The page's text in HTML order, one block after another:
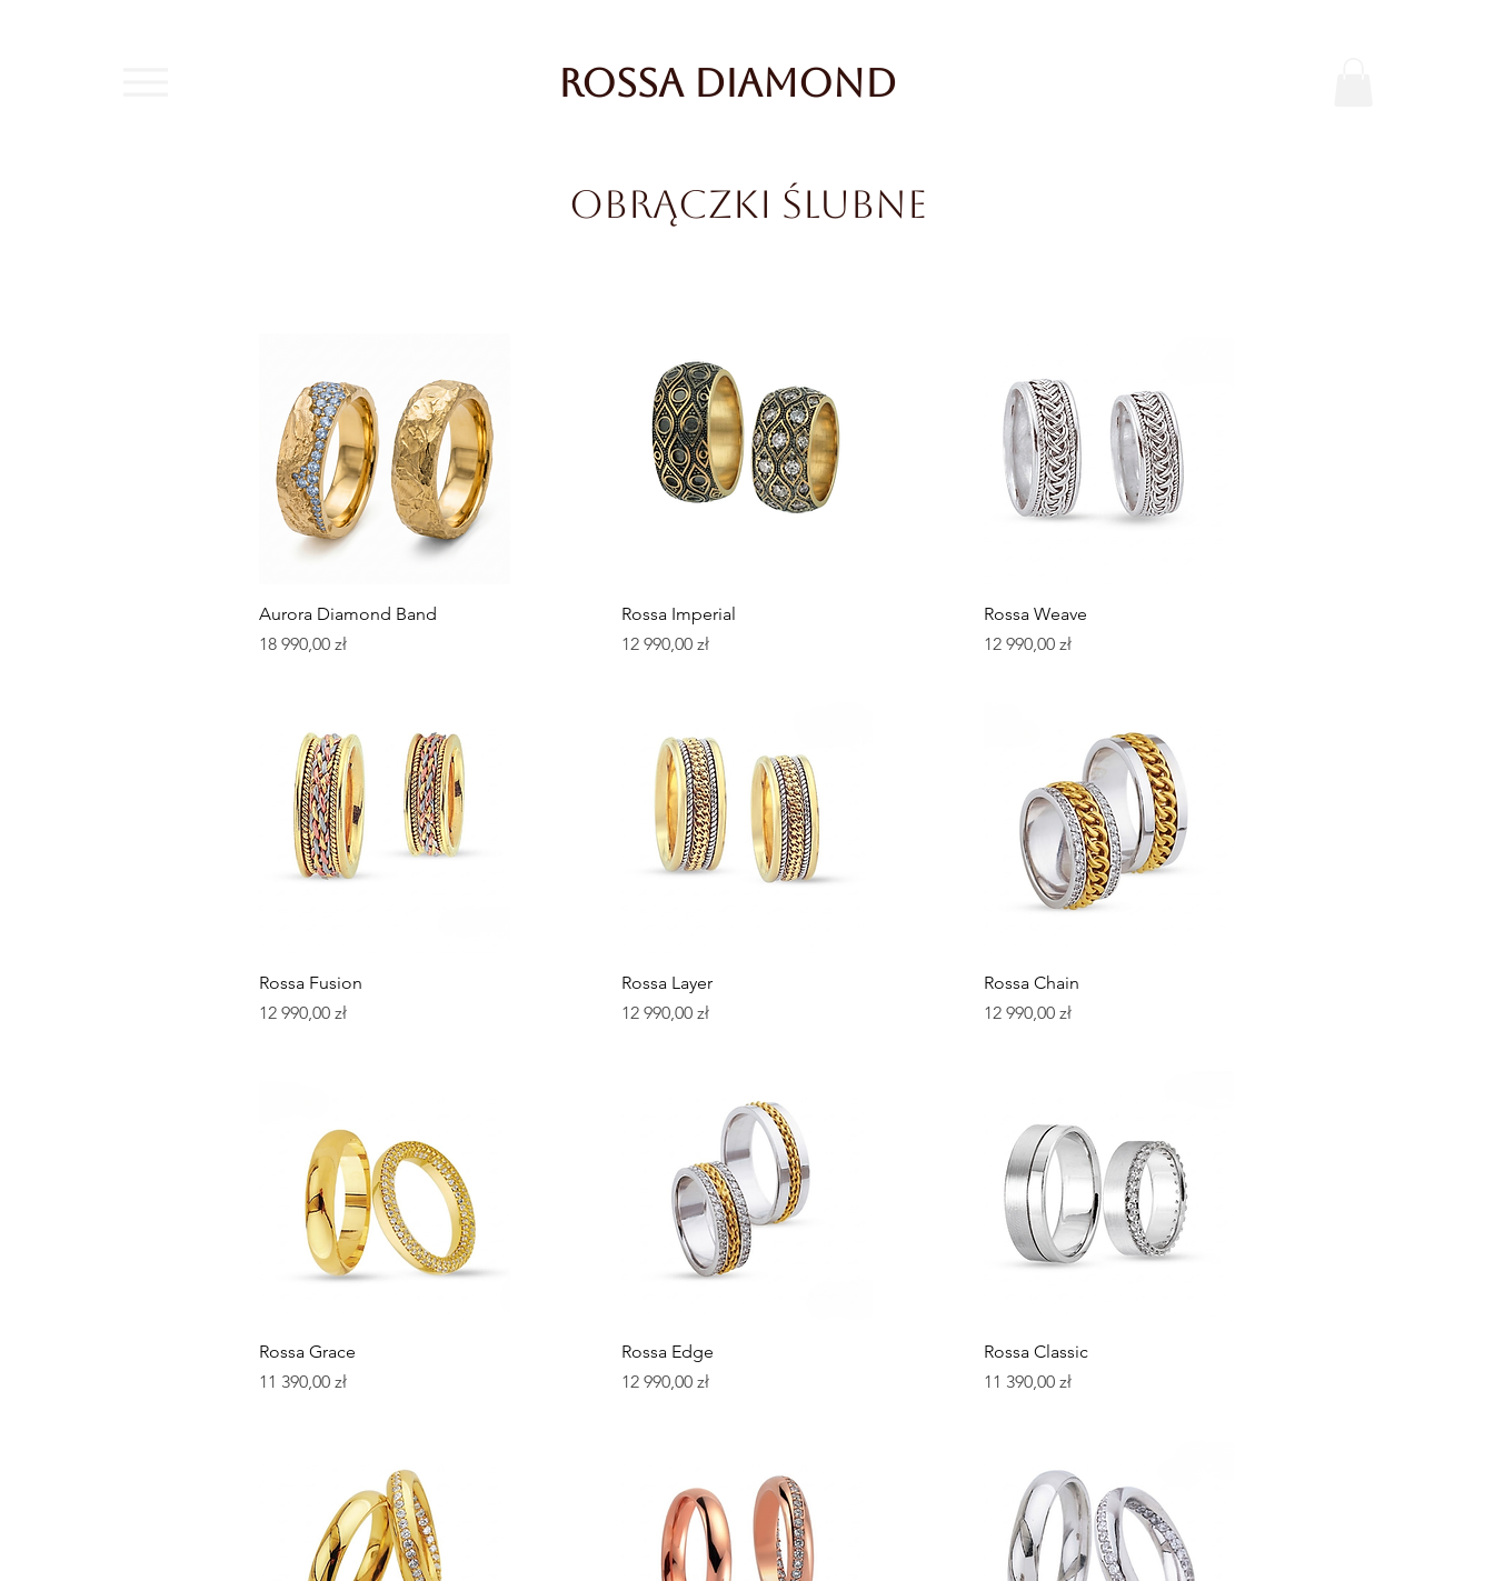
Rossa Diamond
obrączki ślubne
Podgląd
Aurora Diamond Band
Cena
18 990,00 zł
Podgląd
Rossa Imperial
Cena
12 990,00 zł
Podgląd
Rossa Weave
Cena
12 990,00 zł
Podgląd
Rossa Fusion
Cena
12 990,00 zł
Rossa Layer
Cena
12 990,00 zł
Rossa Chain
Cena
12 990,00 zł
Rossa Grace
Cena
11 390,00 zł
Rossa Edge
Cena
12 990,00 zł
Podgląd
Rossa Classic
Cena
11 390,00 zł